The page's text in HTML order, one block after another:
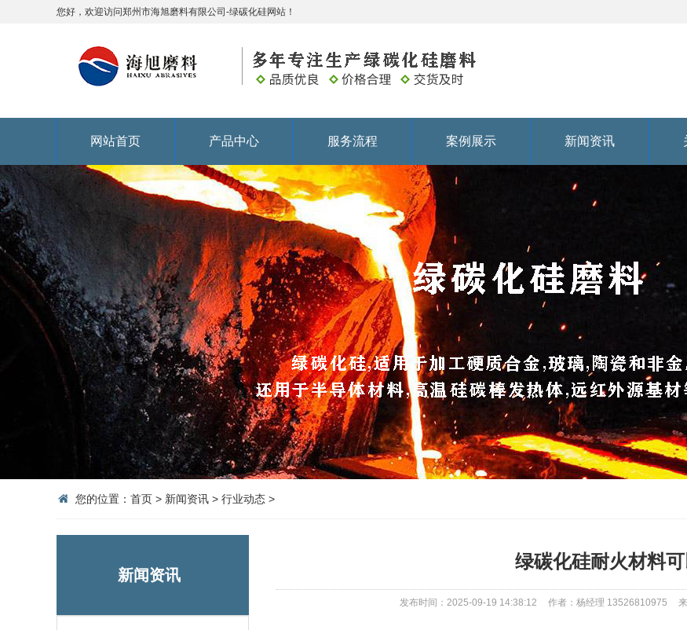
您好，欢迎访问郑州市海旭磨料有限公司-绿碳化硅网站！
网站首页 产品中心 服务流程 案例展示 新闻资讯
您的位置： 首页 > 新闻资讯 > 行业动态 >
新闻资讯
绿碳化硅耐火材料
发布时间：2025-09-19 14:38:12 作者：杨经理 13526810975